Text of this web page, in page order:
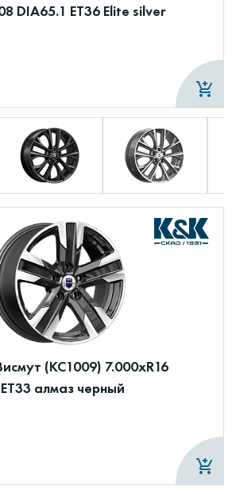
DIA65.1 ET36 Elite silver
(КС1009) 7.000xR16
алмаз черный